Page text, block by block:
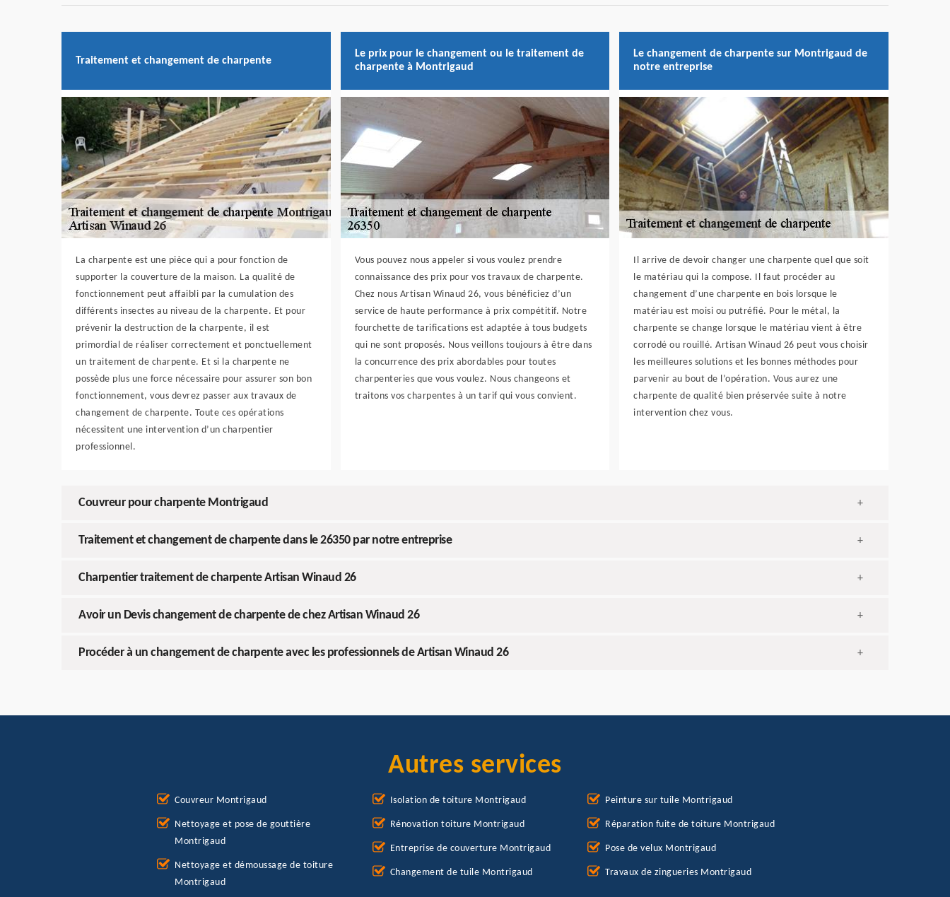
Traitement et changement de charpente
La charpente est une pièce qui a pour fonction de
supporter la couverture de la maison. La qualité de
fonctionnement peut affaibli par la cumulation des
différents insectes au niveau de la charpente. Et pour
prévenir la destruction de la charpente, il est
primordial de réaliser correctement et ponctuellement
un traitement de charpente. Et si la charpente ne
possède plus une force nécessaire pour assurer son bon
fonctionnement, vous devrez passer aux travaux de
changement de charpente. Toute ces opérations
nécessitent une intervention d’un charpentier
professionnel.
Le prix pour le changement ou le traitement de
charpente à Montrigaud
Vous pouvez nous appeler si vous voulez prendre
connaissance des prix pour vos travaux de charpente.
Chez nous Artisan Winaud 26, vous bénéficiez d’un
service de haute performance à prix compétitif. Notre
fourchette de tarifications est adaptée à tous budgets
qui ne sont proposés. Nous veillons toujours à être dans
la concurrence des prix abordables pour toutes
charpenteries que vous voulez. Nous changeons et
traitons vos charpentes à un tarif qui vous convient.
Le changement de charpente sur Montrigaud de
notre entreprise
Il arrive de devoir changer une charpente quel que soit
le matériau qui la compose. Il faut procéder au
changement d’une charpente en bois lorsque le
matériau est moisi ou putréfié. Pour le métal, la
charpente se change lorsque le matériau vient à être
corrodé ou rouillé. Artisan Winaud 26 peut vous choisir
les meilleures solutions et les bonnes méthodes pour
parvenir au bout de l’opération. Vous aurez une
charpente de qualité bien préservée suite à notre
intervention chez vous.
Couvreur pour charpente Montrigaud +
Traitement et changement de charpente dans le 26350 par notre entreprise +
Charpentier traitement de charpente Artisan Winaud 26 +
Avoir un Devis changement de charpente de chez Artisan Winaud 26 +
Procéder à un changement de charpente avec les professionnels de Artisan Winaud 26 +
Autres services
Couvreur Montrigaud
Nettoyage et pose de gouttière
Montrigaud
Nettoyage et démoussage de toiture
Montrigaud
Isolation de toiture Montrigaud
Rénovation toiture Montrigaud
Entreprise de couverture Montrigaud
Changement de tuile Montrigaud
Peinture sur tuile Montrigaud
Réparation fuite de toiture Montrigaud
Pose de velux Montrigaud
Travaux de zingueries Montrigaud